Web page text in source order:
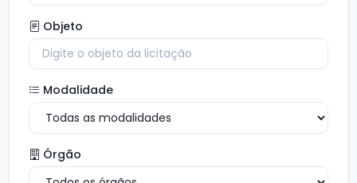
Objeto
Modalidade
Órgão